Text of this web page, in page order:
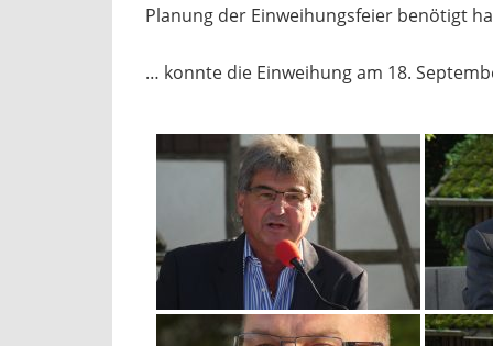
Planung der Einweihungsfeier benötigt
… konnte die Einweihung am 18.